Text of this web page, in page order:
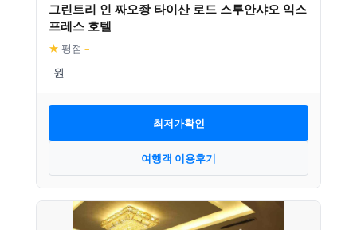
그린트리 인 짜오좡 타이산 로드 스투안샤오 익스
프레스 호텔
★ 평점 –
최저가확인
여행객 이용후기